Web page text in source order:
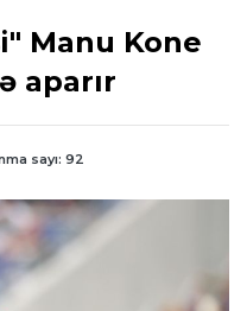
Manu Kone
aparır
sayı: 92